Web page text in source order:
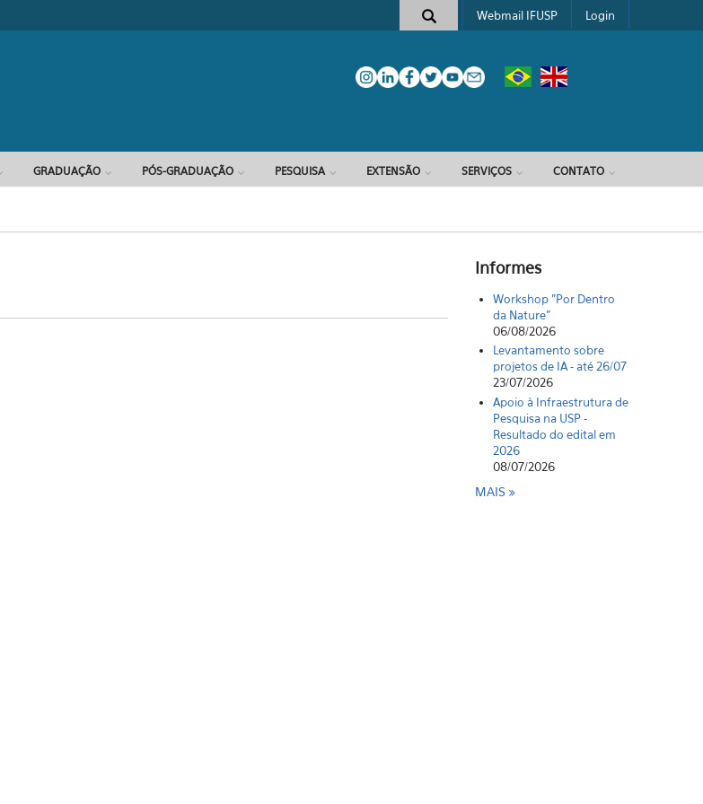
Formulário de busca
Webmail IFUSP Login
GRADUAÇÃO PÓS-GRADUAÇÃO PESQUISA EXTENSÃO SERVIÇOS CONTATO
Informes
Workshop "Por Dentro
da Nature"
06/08/2026
Levantamento sobre
projetos de IA - até 26/07
23/07/2026
Apoio à Infraestrutura de
Pesquisa na USP -
Resultado do edital em
2026
08/07/2026
MAIS